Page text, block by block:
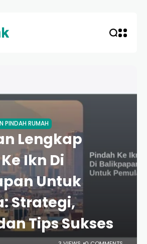
PINDAH RUMAH
Lengkap
Ikn Di
Untuk
Strategi,
Tips Sukses